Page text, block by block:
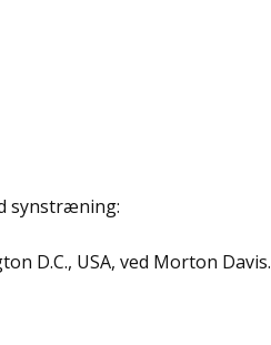
synstræning:
D.C., USA, ved Morton Davis.